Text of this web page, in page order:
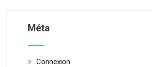
Méta
Connexion